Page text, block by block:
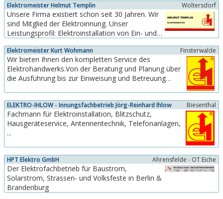
behauptete sich das Unternehmen am Elektro -
Markt im Cottbusser Raum und wuchs dabei
langsam und beständig. Die
Unternehmensausrichtung legte sich neben dem
normalen...
Elektromeister Helmut Templin Woltersdorf
Unsere Firma existiert schon seit 30 Jahren. Wir
sind Mitglied der Elektroinnung. Unser
Leistungsprofil: Elektroinstallation von Ein- und
Videoanlagen.
Elektromeister Kurt Wohmann Finsterwalde
Wir bieten Ihnen den kompletten Service des
Elektrohandwerks.Von der Beratung und Planung über
die Ausführung bis zur Einweisung und Betreuung
Klimaanlagen. Dafür, daß diese sinnvoll geplant werden
und reibungslos...
ELEKTRO-IHLOW - Innungsfachbetrieb Jörg-Reinhard Ihlow Biesenthal
Fachmann für Elektroinstallation, Blitzschutz,
Hausgeräteservice, Antennentechnik, Telefonanlagen,
...
HPT Elektro GmbH Ahrensfelde - OT Eiche
Der Elektrofachbetrieb für Baustrom,
Solarstrom, Strassen- und Volksfeste in Berlin &
Brandenburg